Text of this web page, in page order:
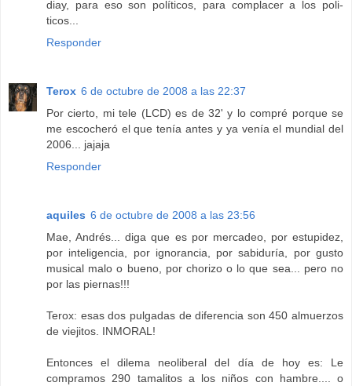
diay, para eso son políticos, para complacer a los poli-
ticos...
Responder
Terox 6 de octubre de 2008 a las 22:37
Por cierto, mi tele (LCD) es de 32' y lo compré porque se
me escocheró el que tenía antes y ya venía el mundial del
2006... jajaja
Responder
aquiles 6 de octubre de 2008 a las 23:56
Mae, Andrés... diga que es por mercadeo, por estupidez,
por inteligencia, por ignorancia, por sabiduría, por gusto
musical malo o bueno, por chorizo o lo que sea... pero no
por las piernas!!!
Terox: esas dos pulgadas de diferencia son 450 almuerzos
de viejitos. INMORAL!
Entonces el dilema neoliberal del día de hoy es: Le
compramos 290 tamalitos a los niños con hambre.... o